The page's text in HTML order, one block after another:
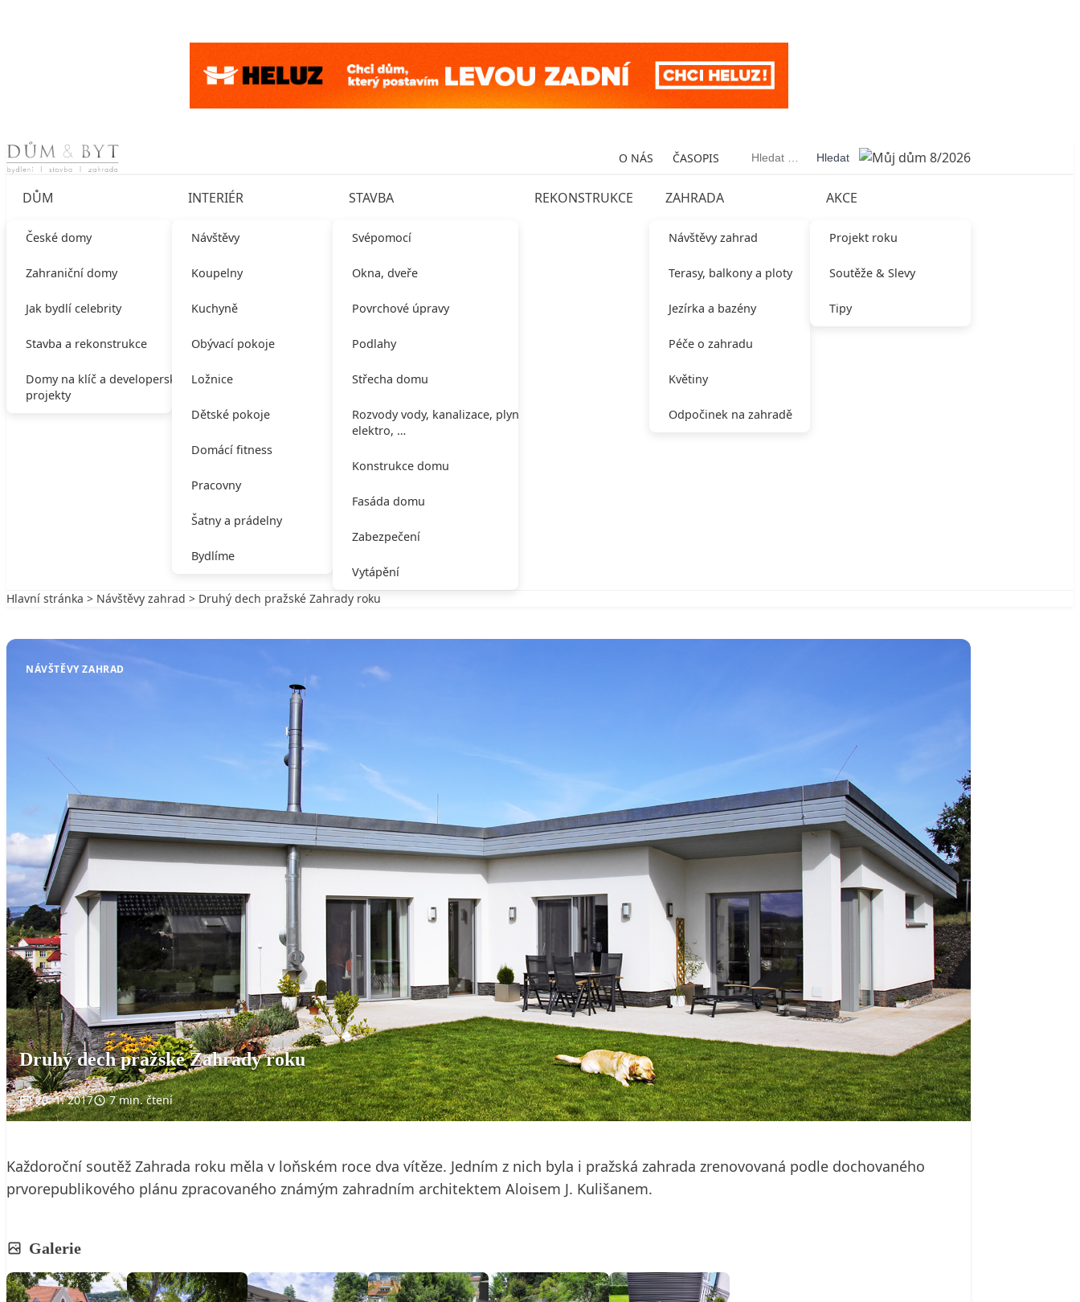
Skip to content O NÁS ČASOPIS Vyhledávání
DŮM
České domy
Zahraniční domy
Jak bydlí celebrity
Stavba a rekonstrukce
Domy na klíč a developerské
projekty
INTERIÉR
Návštěvy
Koupelny
Kuchyně
Obývací pokoje
Ložnice
Dětské pokoje
Domácí fitness
Pracovny
Šatny a prádelny
Bydlíme
STAVBA
Svépomocí
Okna, dveře
Povrchové úpravy
Podlahy
Střecha domu
Rozvody vody, kanalizace, plynu,
elektro, …
Konstrukce domu
Fasáda domu
Zabezpečení
Vytápění
REKONSTRUKCE ZAHRADA
Návštěvy zahrad
Terasy, balkony a ploty
Jezírka a bazény
Péče o zahradu
Květiny
Odpočinek na zahradě
AKCE
Projekt roku
Soutěže & Slevy
Tipy
Hlavní stránka > Návštěvy zahrad > Druhý dech pražské Zahrady roku
NÁVŠTĚVY ZAHRAD
Druhý dech pražské Zahrady roku
20. 1. 2017 7 min. čtení
Každoroční soutěž Zahrada roku měla v loňském roce dva vítěze. Jedním z nich byla i pražská zahrada zrenovovaná podle dochovaného
prvorepublikového plánu zpracovaného známým zahradním architektem Aloisem J. Kulišanem.
Galerie